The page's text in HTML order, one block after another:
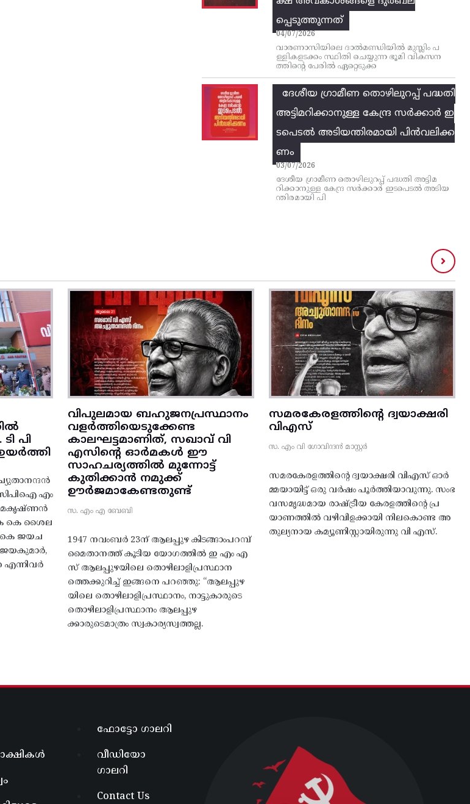
പ്പെടുത്തുന്നത്
04/07/2026
വാരണാസിയിലെ ദാൽമണ്ഡിയിൽ മുസ്ലിം പ
ള്ളികളടക്കം സ്ഥിതി ചെയ്യുന്ന ഭൂമി വികസന
ത്തിന്റെ പേരിൽ ഏറ്റെടുക്ക
ദേശീയ ഗ്രാമീണ തൊഴിലുറപ്പ്‌ പദ്ധതി
അട്ടിമറിക്കാനുള്ള കേന്ദ്ര സര്‍ക്കാര്‍ ഇ
ടപെടല്‍ അടിയന്തിരമായി പിന്‍വലിക്ക
ണം
03/07/2026
ദേശീയ ഗ്രാമീണ തൊഴിലുറപ്പ്‌ പദ്ധതി അട്ടിമ
റിക്കാനുള്ള കേന്ദ്ര സര്‍ക്കാര്‍ ഇടപെടല്‍ അടിയ
ന്തിരമായി പി
പി
സിപിഐ എം
രാമകൃഷ്‌ണൻ
കെ ശൈല
കെ ജയച
വിപുലമായ ബഹുജനപ്രസ്ഥാനം
വളർത്തിയെടുക്കേണ്ട
കാലഘട്ടമാണിത്, സഖാവ് വി
എസിന്റെ ഓർമകൾ ഈ
സാഹചര്യത്തിൽ മുന്നോട്ട്‌
കുതിക്കാൻ നമുക്ക്
ഊർജമാകേണ്ടതുണ്ട്
സ. എം എ ബേബി
1947 നവംബർ 23ന് ആലപ്പുഴ കിടങ്ങാംപറമ്പ്‌
മൈതാനത്ത്‌ കൂടിയ യോഗത്തിൽ ഇ എം എ
സ് ആലപ്പുഴയിലെ തൊഴിലാളിപ്രസ്ഥാന
ത്തെക്കുറിച്ച് ഇങ്ങനെ പറഞ്ഞു: “ആലപ്പുഴ
യിലെ തൊഴിലാളിപ്രസ്ഥാനം, നാട്ടുകാരുടെ
തൊഴിലാളിപ്രസ്ഥാനം ആലപ്പുഴ
ക്കാരുടെമാത്രം സ്വകാര്യസ്വത്തല്ല.
സമരകേരളത്തിൻ്റെ ദ്വയാക്ഷരി
വിഎസ്
സ. എം വി ഗോവിന്ദൻ മാസ്റ്റർ
സമരകേരളത്തിൻ്റെ ദ്വയാക്ഷരി വിഎസ് ഓർ
മ്മയായിട്ട് ഒരു വർഷം പൂർത്തിയാവുന്നു. സംഭ
വസമൃദ്ധമായ രാഷ്ട്രീയ കേരളത്തിന്റെ പ്ര
യാണത്തിൽ വഴിവിളക്കായി നിലകൊണ്ട അ
തുല്യനായ കമ്യൂണിസ്റ്റായിരുന്നു വി എസ്.
ഫോട്ടോ ഗാലറി
വീഡിയോ
ഗാലറി
Contact Us